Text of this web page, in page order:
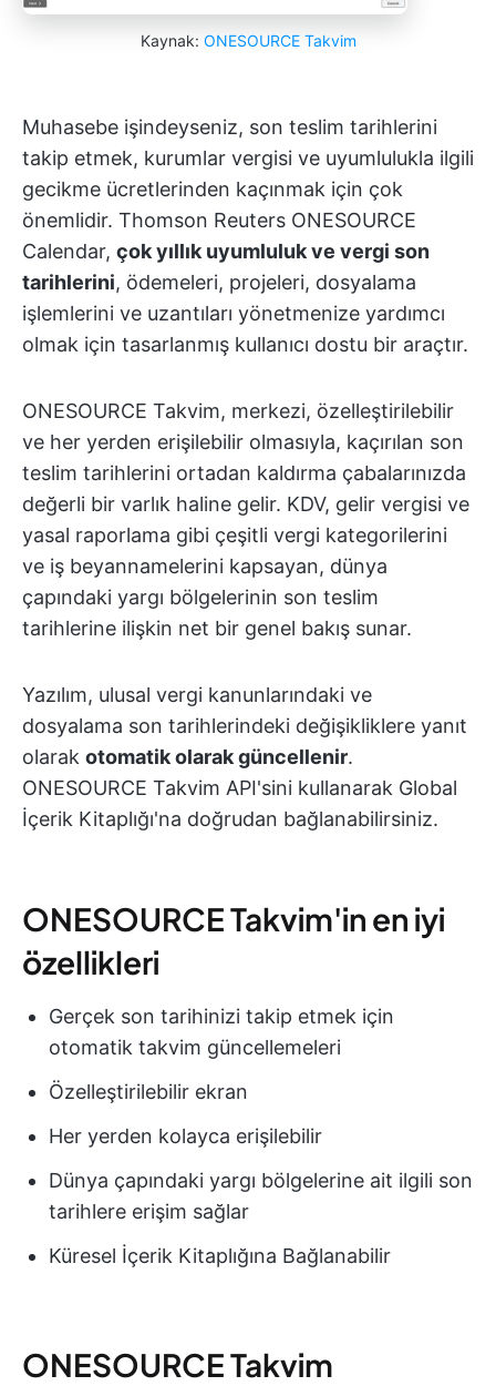
Kaynak: ONESOURCE Takvim
Muhasebe işindeyseniz, son teslim tarihlerini
takip etmek, kurumlar vergisi ve uyumlulukla ilgili
gecikme ücretlerinden kaçınmak için çok
önemlidir. Thomson Reuters ONESOURCE
Calendar, çok yıllık uyumluluk ve vergi son
tarihlerini, ödemeleri, projeleri, dosyalama
işlemlerini ve uzantıları yönetmenize yardımcı
olmak için tasarlanmış kullanıcı dostu bir araçtır.
ONESOURCE Takvim, merkezi, özelleştirilebilir
ve her yerden erişilebilir olmasıyla, kaçırılan son
teslim tarihlerini ortadan kaldırma çabalarınızda
değerli bir varlık haline gelir. KDV, gelir vergisi ve
yasal raporlama gibi çeşitli vergi kategorilerini
ve iş beyannamelerini kapsayan, dünya
çapındaki yargı bölgelerinin son teslim
tarihlerine ilişkin net bir genel bakış sunar.
Yazılım, ulusal vergi kanunlarındaki ve
dosyalama son tarihlerindeki değişikliklere yanıt
olarak otomatik olarak güncellenir.
ONESOURCE Takvim API'sini kullanarak Global
İçerik Kitaplığı'na doğrudan bağlanabilirsiniz.
ONESOURCE Takvim'in en iyi
özellikleri
Gerçek son tarihinizi takip etmek için
otomatik takvim güncellemeleri
Özelleştirilebilir ekran
Her yerden kolayca erişilebilir
Dünya çapındaki yargı bölgelerine ait ilgili son
tarihlere erişim sağlar
Küresel İçerik Kitaplığına Bağlanabilir
ONESOURCE Takvim